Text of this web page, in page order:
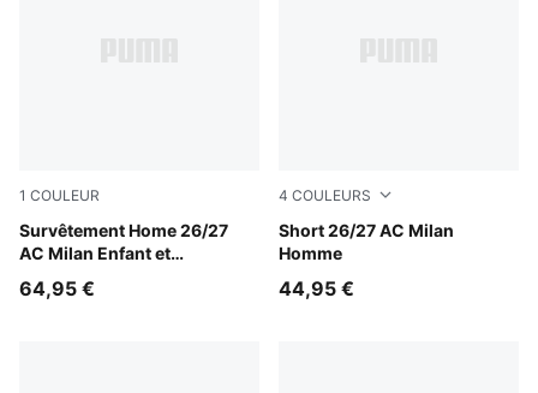
1 COULEUR
Survêtement Home 26/27
AC Milan Enfant et
PUMA Black-For All Time Red
64,95 €
4 COULEURS
Short 26/27 AC Milan
Homme
PUMA White-For All Time
44,95 €